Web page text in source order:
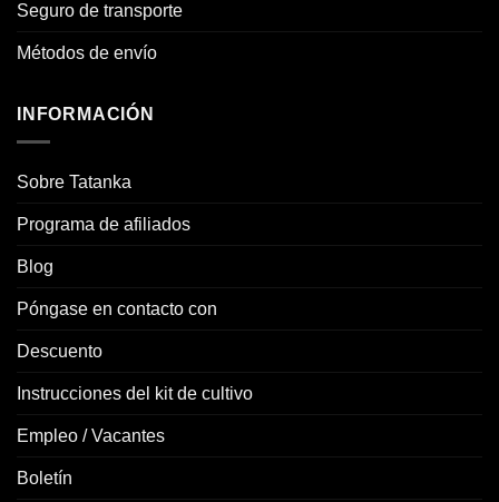
Seguro de transporte
Métodos de envío
INFORMACIÓN
Sobre Tatanka
Programa de afiliados
Blog
Póngase en contacto con
Descuento
Instrucciones del kit de cultivo
Empleo / Vacantes
Boletín